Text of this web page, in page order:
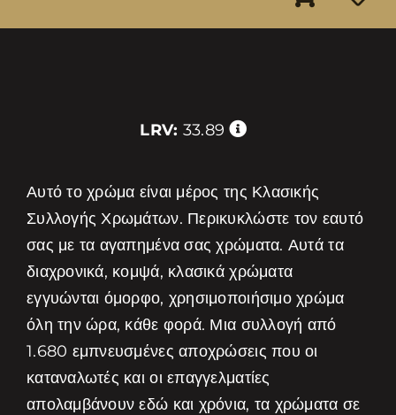
LRV: 33.89
Αυτό το χρώμα είναι μέρος της Κλασικής
Συλλογής Χρωμάτων. Περικυκλώστε τον εαυτό
σας με τα αγαπημένα σας χρώματα. Αυτά τα
διαχρονικά, κομψά, κλασικά χρώματα
εγγυώνται όμορφο, χρησιμοποιήσιμο χρώμα
όλη την ώρα, κάθε φορά. Μια συλλογή από
1.680 εμπνευσμένες αποχρώσεις που οι
καταναλωτές και οι επαγγελματίες
απολαμβάνουν εδώ και χρόνια, τα χρώματα σε